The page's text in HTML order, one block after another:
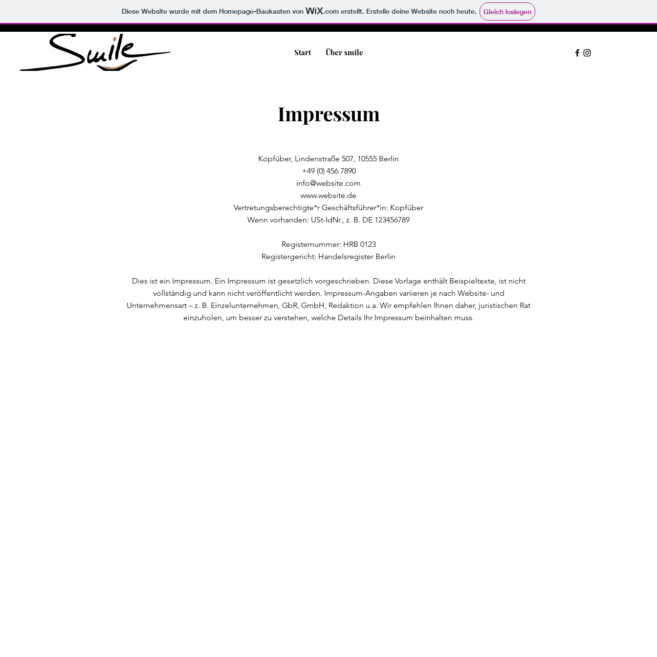
Diese Website wurde mit dem Homepage-Baukasten von .com erstellt. Erstelle deine Website noch heute. Gleich loslegen
Start Über smile
Impressum
Kopfüber, Lindenstraße 507, 10555 Berlin
+49 (0) 456 7890
info@website.com
www.website.de
Vertretungsberechtigte*r Geschäftsführer*in: Kopfüber
Wenn vorhanden: USt-IdNr., z. B. DE 123456789
Registernummer: HRB 0123
Registergericht: Handelsregister Berlin
Dies ist ein Impressum. Ein Impressum ist gesetzlich vorgeschrieben. Diese Vorlage enthält Beispieltexte, ist nicht
vollständig und kann nicht veröffentlicht werden. Impressum-Angaben variieren je nach Website- und
Unternehmensart – z. B. Einzelunternehmen, GbR, GmbH, Redaktion u.a. Wir empfehlen Ihnen daher, juristischen Rat
einzuholen, um besser zu verstehen, welche Details Ihr Impressum beinhalten muss.